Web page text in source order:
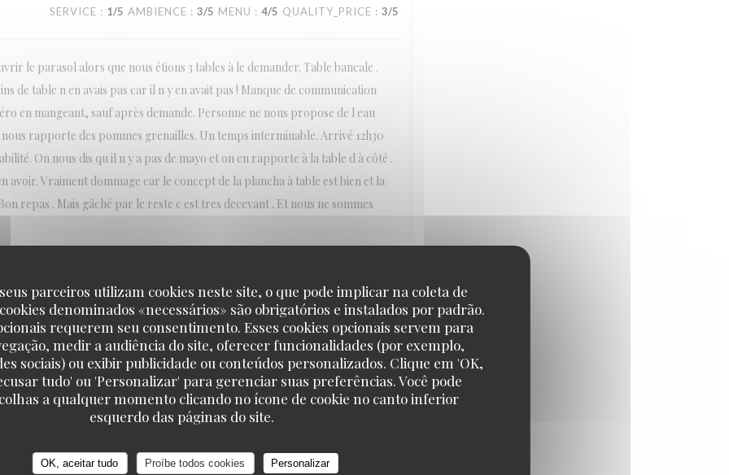
parceiros utilizam cookies neste site, o que pode implicar na coleta de
denominados «necessários» são obrigatórios e instalados por padrão.
requerem seu consentimento. Esses cookies opcionais servem para
medir a audiência do site, oferecer funcionalidades (por exemplo,
sociais) ou exibir publicidade ou conteúdos personalizados. Clique em 'OK,
tudo' ou 'Personalizar' para gerenciar suas preferências. Você pode
a qualquer momento clicando no ícone de cookie no canto inferior
esquerdo das páginas do site.
OK, aceitar tudo Proíbe todos cookies Personalizar
SERVICE : 1/5 AMBIENCE : 3/5 MENU : 4/5 QUALITY_PRICE : 3/5
le parasol alors que nous étions 3 tables à le demander. Table bancale .
de table n en avais pas car il n y en avait pas ! Manque de communication
en mangeant, sauf après demande. Personne ne nous propose de l eau
rapporte des pommes grenailles. Un temps interminable. Arrivé 12h30
On nous dis qu il n y a pas de mayo et on en rapporte à la table d à côté .
Vraiment dommage car le concept de la plancha à table est bien et la
repas . Mais gâché par le reste c est tres decevant . Et nous ne sommes
SERVICE: 5/5 AMBIENCE: 5/5 MENU : 5/5 QUALITY_PRICE: 5/5
sont bien garnis ! J’y retournerai avec plaisir !
SERVICE: 5/5 AMBIENCE: 4/5 MENU: 4/5 QUALITY_PRICE